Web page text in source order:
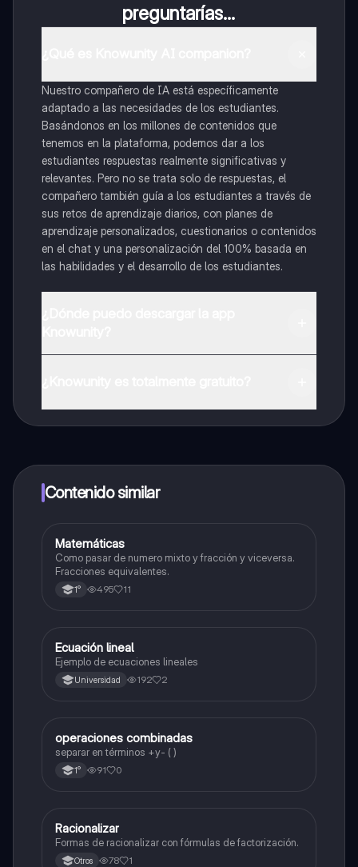
preguntarías...
Nuestro compañero de IA está específicamente
adaptado a las necesidades de los estudiantes.
Basándonos en los millones de contenidos que
tenemos en la plataforma, podemos dar a los
estudiantes respuestas realmente significativas y
relevantes. Pero no se trata solo de respuestas, el
compañero también guía a los estudiantes a través de
sus retos de aprendizaje diarios, con planes de
aprendizaje personalizados, cuestionarios o contenidos
en el chat y una personalización del 100% basada en
las habilidades y el desarrollo de los estudiantes.
a determinadas funciones.
Contenido similar
Matemáticas
Matemáticas
Como pasar de numero mixto y fracción y viceversa.
Fracciones equivalentes.
1° 495 11
Matemáticas
Ecuación lineal
Ejemplo de ecuaciones lineales
Universidad 192 2
Matemáticas
operaciones combinadas
separar en términos +y- ( )
1° 91 0
Matemáticas
Racionalizar
Formas de racionalizar con fórmulas de factorización.
Otros 78 1